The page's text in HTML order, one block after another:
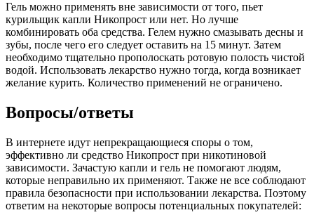
Гель можно применять вне зависимости от того, пьет
курильщик капли Никопрост или нет. Но лучше
комбинировать оба средства. Гелем нужно смазывать десны и
зубы, после чего его следует оставить на 15 минут. Затем
необходимо тщательно прополоскать ротовую полость чистой
водой. Использовать лекарство нужно тогда, когда возникает
желание курить. Количество применений не ограничено.
Вопросы/ответы
В интернете идут непрекращающиеся споры о том,
эффективно ли средство Никопрост при никотиновой
зависимости. Зачастую капли и гель не помогают людям,
которые неправильно их применяют. Также не все соблюдают
правила безопасности при использовании лекарства. Поэтому
ответим на некоторые вопросы потенциальных покупателей: